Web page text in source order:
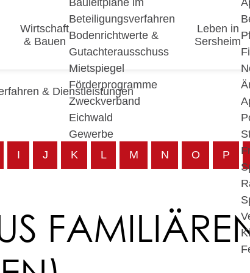
Wirtschaft
& Bauen
Beteiligungsverfahren
Bodenrichtwerte &
Gutachterausschuss
Mietspiegel
Förderprogramme
Zweckverband
Eichwald
Gewerbe
Leben in
Sersheim
& Dienstleistungen
I J K L M N O P